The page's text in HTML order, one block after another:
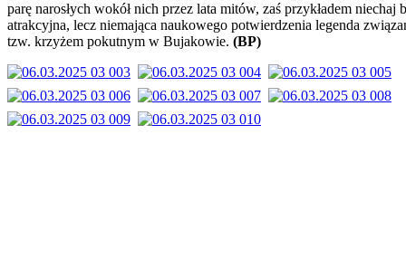
parę narosłych wokół nich przez lata mitów, zaś przykładem niechaj
atrakcyjna, lecz niemająca naukowego potwierdzenia legenda
tzw. krzyżem pokutnym w Bujakowie. (BP)